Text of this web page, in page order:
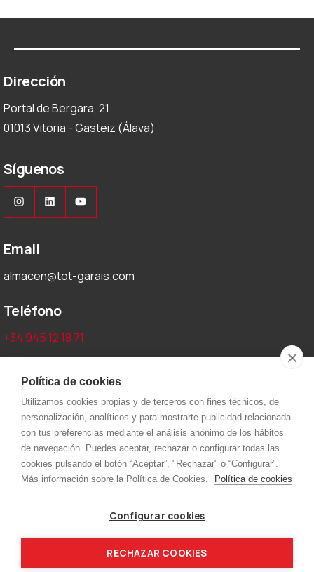
Dirección
Portal de Bergara, 21
01013 Vitoria - Gasteiz (Álava)
Síguenos
Instagram
LinkedInYouTube
Email
almacen@tot-garais.com
Teléfono
+34 945 12 18 71
Aviso legal y privacidad
Aviso Legal
Política de cookies
Política de privacidad
Kjellberg
Nippon
Política de cookies
Utilizamos cookies propias y de terceros con fines técnicos, de
personalización, analíticos y para mostrarte publicidad relacionada
con tus preferencias mediante el análisis anónimo de los hábitos
de navegación. Puedes aceptar, rechazar o configurar todas las
cookies pulsando el botón “Aceptar”, "Rechazar" o “Configurar”.
Más información sobre la Política de Cookies.
Política de cookies
Configurar cookies
RECHAZAR COOKIES